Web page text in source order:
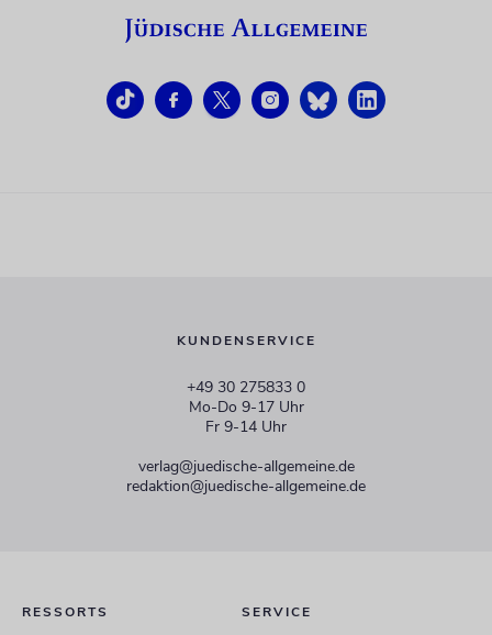
KUNDENSERVICE
+49 30 275833 0
Mo-Do 9-17 Uhr
Fr 9-14 Uhr
verlag@juedische-allgemeine.de
redaktion@juedische-allgemeine.de
RESSORTS SERVICE